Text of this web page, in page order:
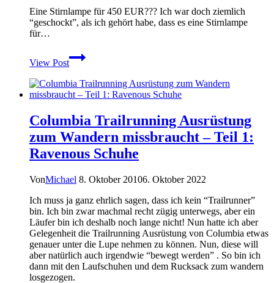
Eine Stirnlampe für 450 EUR??? Ich war doch ziemlich
“geschockt”, als ich gehört habe, dass es eine Stirnlampe
für…
View Post
Silva
Sprint
Stirnlampe
im
Columbia Trailrunning Ausrüstung
zum Wandern missbraucht – Teil 1:
Ravenous Schuhe
VonMichael 8. Oktober 20106. Oktober 2022
Ich muss ja ganz ehrlich sagen, dass ich kein “Trailrunner”
bin. Ich bin zwar machmal recht zügig unterwegs, aber ein
Läufer bin ich deshalb noch lange nicht! Nun hatte ich aber
Gelegenheit die Trailrunning Ausrüstung von Columbia etwas
genauer unter die Lupe nehmen zu können. Nun, diese will
aber natürlich auch irgendwie “bewegt werden” . So bin ich
dann mit den Laufschuhen und dem Rucksack zum wandern
losgezogen.